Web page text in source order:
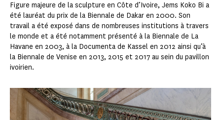
Figure majeure de la sculpture en Côte d’Ivoire, Jems Koko Bi a
été lauréat du prix de la Biennale de Dakar en 2000. Son
travail a été exposé dans de nombreuses institutions à travers
le monde et a été notamment présenté à la Biennale de La
Havane en 2003, à la Documenta de Kassel en 2012 ainsi qu’à
la Biennale de Venise en 2013, 2015 et 2017 au sein du pavillon
ivoirien.